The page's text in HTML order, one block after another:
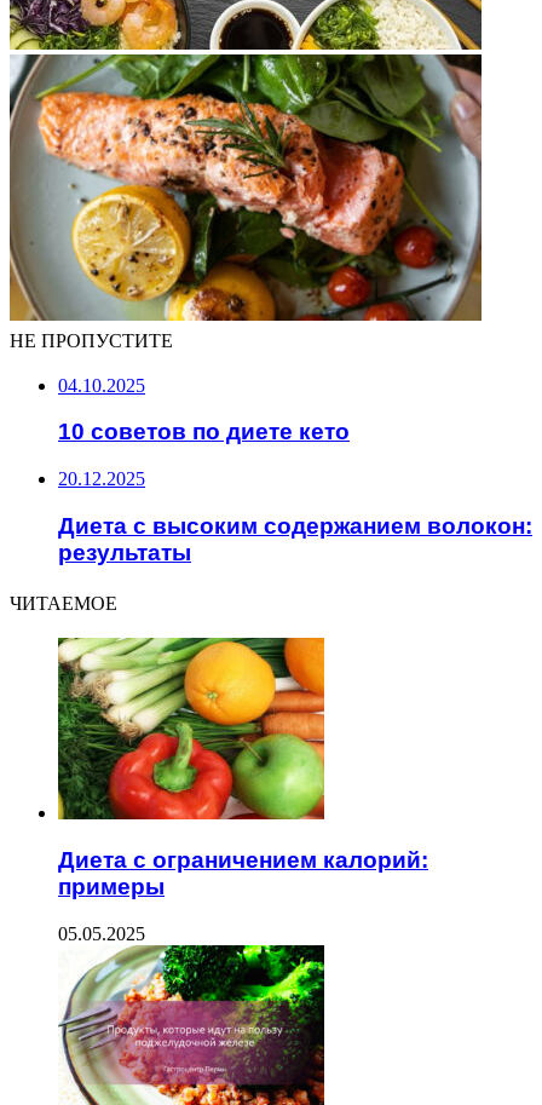
НЕ ПРОПУСТИТЕ
04.10.2025
10 советов по диете кето
20.12.2025
Диета с высоким содержанием волокон:
результаты
ЧИТАЕМОЕ
Диета с ограничением калорий:
примеры
05.05.2025